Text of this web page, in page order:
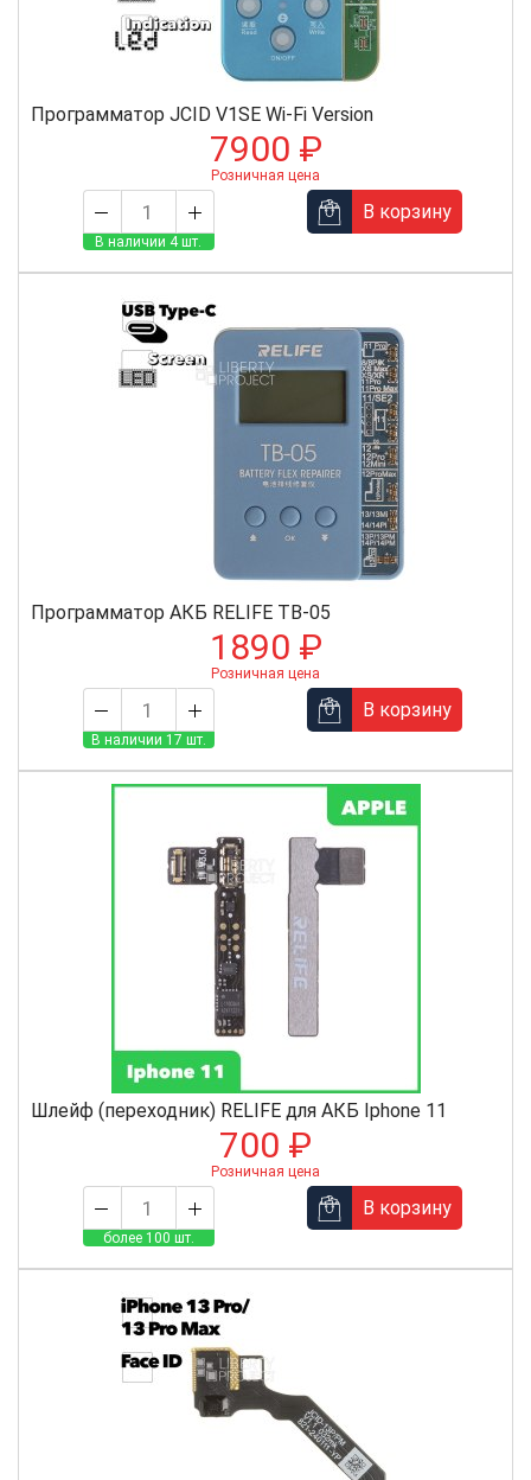
Программатор JCID V1SE Wi-Fi Version
7900 ₽
Розничная цена
В наличии 4 шт.
В корзину
Программатор АКБ RELIFE TB-05
1890 ₽
Розничная цена
В наличии 17 шт.
В корзину
Шлейф (переходник) RELIFE для АКБ Iphone 11
700 ₽
Розничная цена
более 100 шт.
В корзину